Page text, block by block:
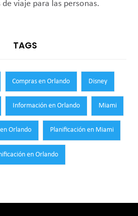
viaje para las personas.
TAGS
Compras en Orlando Disney
Información en Orlando Miami
Orlando Planificación en Miami
en Orlando